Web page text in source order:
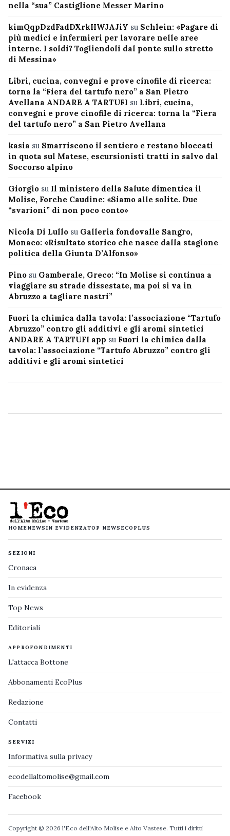
nella “sua” Castiglione Messer Marino
kimQqpDzdFadDXrkHWJAJiY su Schlein: «Pagare di
più medici e infermieri per lavorare nelle aree
interne. I soldi? Togliendoli dal ponte sullo stretto
di Messina»
Libri, cucina, convegni e prove cinofile di ricerca:
torna la “Fiera del tartufo nero” a San Pietro
Avellana ANDARE A TARTUFI su Libri, cucina,
convegni e prove cinofile di ricerca: torna la “Fiera
del tartufo nero” a San Pietro Avellana
kasia su Smarriscono il sentiero e restano bloccati
in quota sul Matese, escursionisti tratti in salvo dal
Soccorso alpino
Giorgio su Il ministero della Salute dimentica il
Molise, Forche Caudine: «Siamo alle solite. Due
“svarioni” di non poco conto»
Nicola Di Lullo su Galleria fondovalle Sangro,
Monaco: «Risultato storico che nasce dalla stagione
politica della Giunta D’Alfonso»
Pino su Gamberale, Greco: “In Molise si continua a
viaggiare su strade dissestate, ma poi si va in
Abruzzo a tagliare nastri”
Fuori la chimica dalla tavola: l’associazione “Tartufo
Abruzzo” contro gli additivi e gli aromi sintetici
ANDARE A TARTUFI app su Fuori la chimica dalla
tavola: l’associazione “Tartufo Abruzzo” contro gli
additivi e gli aromi sintetici
HOMENEWS IN EVIDENZATOP NEWS ECOPLUS
SEZIONI
Cronaca
In evidenza
Top News
Editoriali
APPROFONDIMENTI
L'attacca Bottone
Abbonamenti EcoPlus
Redazione
Contatti
SERVIZI
Informativa sulla privacy
ecodellaltomolise@gmail.com
Facebook
Copyright © 2026 l'Eco dell'Alto Molise e Alto Vastese. Tutti i diritti